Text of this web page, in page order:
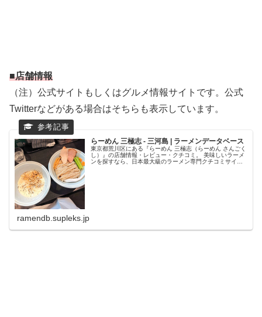
■店舗情報
（注）公式サイトもしくはグルメ情報サイトです。公式
Twitterなどがある場合はそちらも表示しています。
らーめん 三極志 - 三河島 | ラーメンデータベース
東京都荒川区にある『らーめん 三極志（らーめん さんごく
し）』の店舗情報・レビュー・クチコミ。 美味しいラーメ
ンを探すなら、日本最大級のラーメン専門クチコミサイト
ramendb.supleks.jp